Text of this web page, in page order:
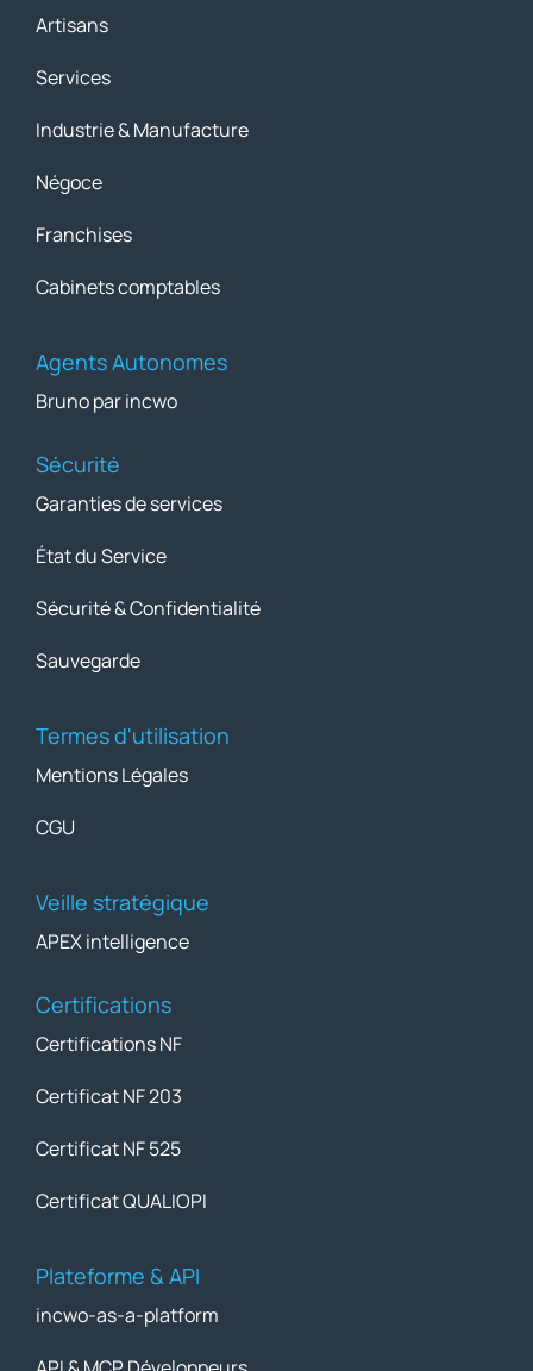
Artisans
Services
Industrie & Manufacture
Négoce
Franchises
Cabinets comptables
Agents Autonomes
Bruno par incwo
Sécurité
Garanties de services
État du Service
Sécurité & Confidentialité
Sauvegarde
Termes d'utilisation
Mentions Légales
CGU
Veille stratégique
APEX intelligence
Certifications
Certifications NF
Certificat NF 203
Certificat NF 525
Certificat QUALIOPI
Plateforme & API
incwo-as-a-platform